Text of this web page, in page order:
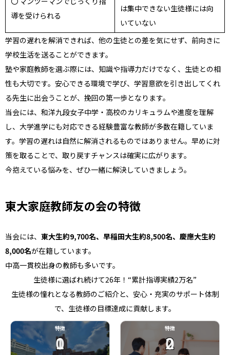
導を受けられる
は集中できない生徒様には向
いていない
学習の遅れを解消できれば、他の生徒との差を気にせず、前向きに
学校生活を送ることができます。
塾や家庭教師を選ぶ際には、知識や指導力だけでなく、生徒との相
性も大切です。安心できる環境で学び、学習意欲を引き出してくれ
る先生に出会うことが、挽回の第一歩となります。
当会には、和洋九段女子中学・高校のカリキュラムや進度を理解
し、大学進学にも対応できる経験豊富な教師が多数在籍していま
す。学習の遅れは自然に解消されるものではありません。早めに対
策を取ることで、取り戻すチャンスは確実に広がります。
今抱えている悩みを、ぜひ一緒に解決していきましょう。
東大家庭教師友の会の特徴
当会には、 東大生約9,700名、早稲田大生約8,500名、慶應大生約
8,000名が在籍しています。
中高一貫校出身の教師も多いです。
生徒様に選ばれ続けて26年！“累計指導実績2万名”
生徒様の憧れとなる教師のご紹介と、安心・充実のサポート体制
で、生徒様の目標達成に貢献します。
特徴
01
特徴
02